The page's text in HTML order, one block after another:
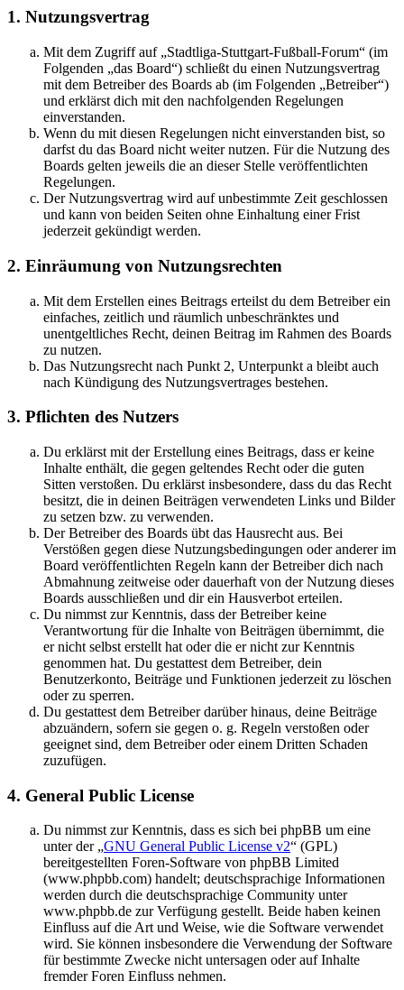
1. Nutzungsvertrag
Mit dem Zugriff auf „Stadtliga-Stuttgart-Fußball-Forum“ (im
Folgenden „das Board“) schließt du einen Nutzungsvertrag
mit dem Betreiber des Boards ab (im Folgenden „Betreiber“)
und erklärst dich mit den nachfolgenden Regelungen
einverstanden.
Wenn du mit diesen Regelungen nicht einverstanden bist, so
darfst du das Board nicht weiter nutzen. Für die Nutzung des
Boards gelten jeweils die an dieser Stelle veröffentlichten
Regelungen.
Der Nutzungsvertrag wird auf unbestimmte Zeit geschlossen
und kann von beiden Seiten ohne Einhaltung einer Frist
jederzeit gekündigt werden.
2. Einräumung von Nutzungsrechten
Mit dem Erstellen eines Beitrags erteilst du dem Betreiber ein
einfaches, zeitlich und räumlich unbeschränktes und
unentgeltliches Recht, deinen Beitrag im Rahmen des Boards
zu nutzen.
Das Nutzungsrecht nach Punkt 2, Unterpunkt a bleibt auch
nach Kündigung des Nutzungsvertrages bestehen.
3. Pflichten des Nutzers
Du erklärst mit der Erstellung eines Beitrags, dass er keine
Inhalte enthält, die gegen geltendes Recht oder die guten
Sitten verstoßen. Du erklärst insbesondere, dass du das Recht
besitzt, die in deinen Beiträgen verwendeten Links und Bilder
zu setzen bzw. zu verwenden.
Der Betreiber des Boards übt das Hausrecht aus. Bei
Verstößen gegen diese Nutzungsbedingungen oder anderer im
Board veröffentlichten Regeln kann der Betreiber dich nach
Abmahnung zeitweise oder dauerhaft von der Nutzung dieses
Boards ausschließen und dir ein Hausverbot erteilen.
Du nimmst zur Kenntnis, dass der Betreiber keine
Verantwortung für die Inhalte von Beiträgen übernimmt, die
er nicht selbst erstellt hat oder die er nicht zur Kenntnis
genommen hat. Du gestattest dem Betreiber, dein
Benutzerkonto, Beiträge und Funktionen jederzeit zu löschen
oder zu sperren.
Du gestattest dem Betreiber darüber hinaus, deine Beiträge
abzuändern, sofern sie gegen o. g. Regeln verstoßen oder
geeignet sind, dem Betreiber oder einem Dritten Schaden
zuzufügen.
4. General Public License
Du nimmst zur Kenntnis, dass es sich bei phpBB um eine
unter der „GNU General Public License v2“ (GPL)
bereitgestellten Foren-Software von phpBB Limited
(www.phpbb.com) handelt; deutschsprachige Informationen
werden durch die deutschsprachige Community unter
www.phpbb.de zur Verfügung gestellt. Beide haben keinen
Einfluss auf die Art und Weise, wie die Software verwendet
wird. Sie können insbesondere die Verwendung der Software
für bestimmte Zwecke nicht untersagen oder auf Inhalte
fremder Foren Einfluss nehmen.